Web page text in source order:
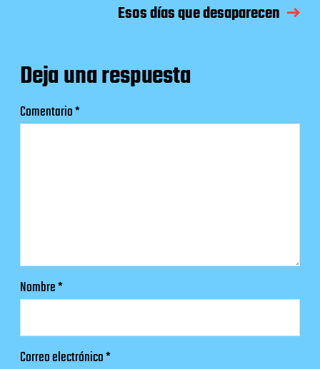
Esos días que desaparecen
Deja una respuesta
Comentario*
Nombre*
Correo electrónico*